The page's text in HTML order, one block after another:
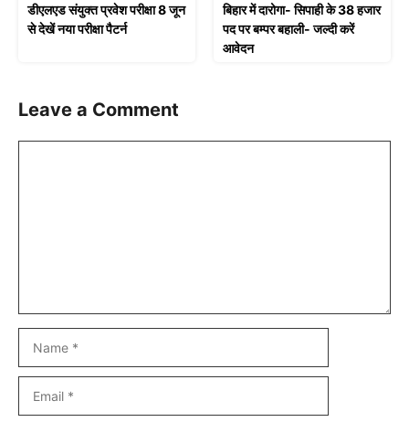
डीएलएड संयुक्त प्रवेश परीक्षा 8 जून
से देखें नया परीक्षा पैटर्न
बिहार में दारोगा- सिपाही के 38 हजार
पद पर बम्पर बहाली- जल्दी करें
आवेदन
Leave a Comment